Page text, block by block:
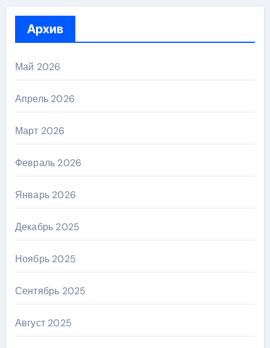
Архив
Май 2026
Апрель 2026
Март 2026
Февраль 2026
Январь 2026
Декабрь 2025
Ноябрь 2025
Сентябрь 2025
Август 2025